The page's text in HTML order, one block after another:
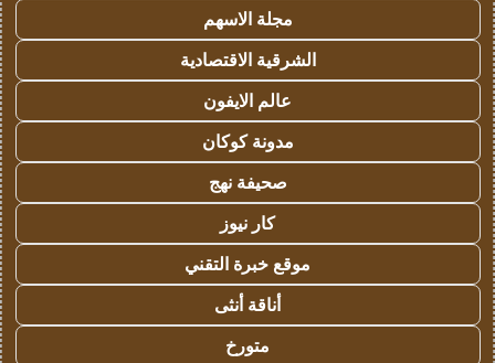
مجلة الاسهم
الشرقية الاقتصادية
عالم الايفون
مدونة كوكان
صحيفة نهج
كار نيوز
موقع خبرة التقني
أناقة أنثى
متورخ